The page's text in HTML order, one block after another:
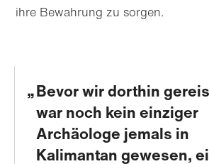
ihre Bewahrung zu sorgen.
Bevor wir dorthin
war noch kein einziger
Archäologe jemals in
Kalimantan gewesen,